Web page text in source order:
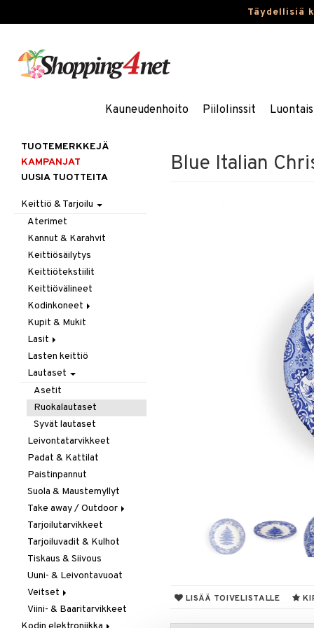
Täydellisiä
Kauneudenhoito Piilolinssit
Blue Italian
LISÄÄ TOIVELISTALLE
TUOTEMERKKEJÄ
KAMPANJAT
UUSIA TUOTTEITA
Keittiö & Tarjoilu
Aterimet
Kannut & Karahvit
Keittiösäilytys
Keittiötekstiilit
Keittiövälineet
Kodinkoneet
Kahvi, Tee & Espresso
Leivänpaahtimet
Mixerit &
Sähkövatkaimet
Muut koneet
Vedenkeittimet
Kupit & Mukit
Lasit
Juoma- & Cocktailasit
Juomalasit
Olutlasit
Shamppanjalasit
Snapsi- & Aveclasit
Viinilasit
Whiskey- & Konjakkilasit
Lasten keittiö
Lautaset
Asetit
Ruokalautaset
Syvät lautaset
Leivontatarvikkeet
Padat & Kattilat
Paistinpannut
Suola & Maustemyllyt
Take away / Outdoor
Eväslaatikot
Pullot
Termoskannut
Termosmukit
Tarjoilutarvikkeet
Tarjoiluvadit & Kulhot
Tiskaus & Siivous
Uuni- & Leivontavuoat
Veitset
Erityisveitset
Viini- & Baaritarvikkeet